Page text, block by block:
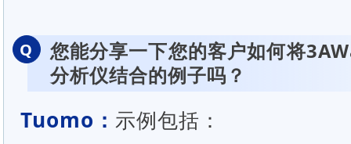
Q
您能分享一下您的客户如何将
分析仪结合的例子吗？
Tuomo： 示例包括：